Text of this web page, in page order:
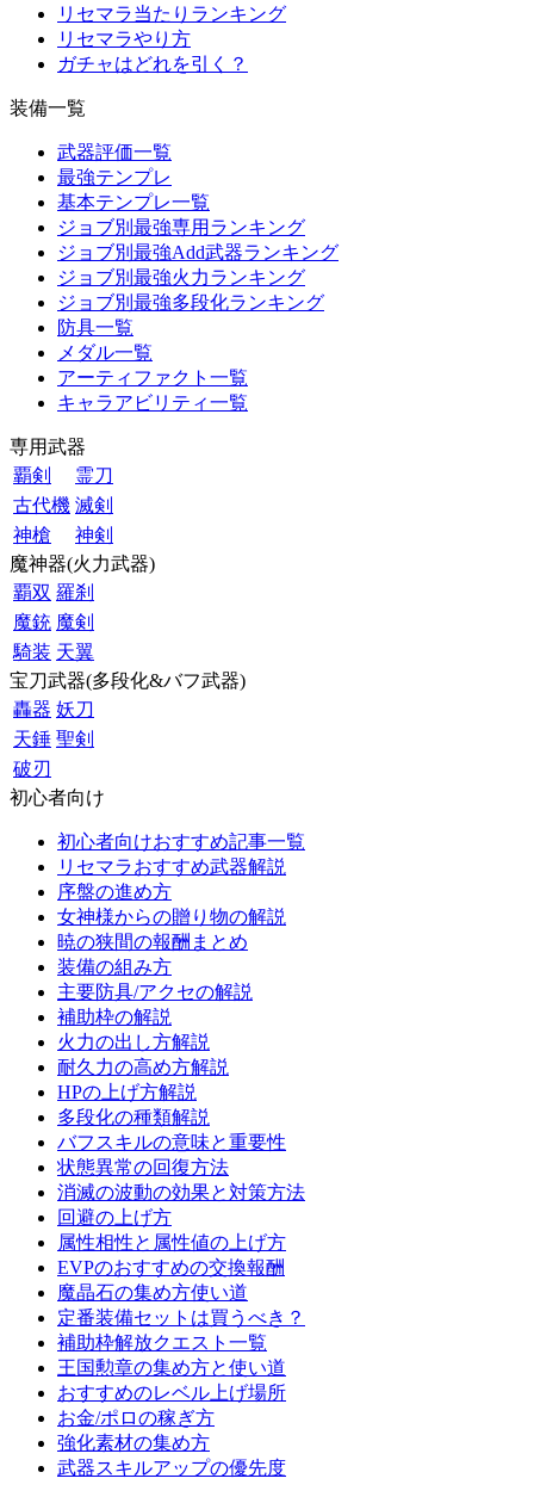
リセマラ当たりランキング
リセマラやり方
ガチャはどれを引く？
装備一覧
武器評価一覧
最強テンプレ
基本テンプレ一覧
ジョブ別最強専用ランキング
ジョブ別最強Add武器ランキング
ジョブ別最強火力ランキング
ジョブ別最強多段化ランキング
防具一覧
メダル一覧
アーティファクト一覧
キャラアビリティ一覧
専用武器
覇剣
霊刀
古代機 滅剣
神槍
神剣
魔神器(火力武器)
覇双 羅刹
魔銃 魔剣
騎装 天翼
宝刀武器(多段化&バフ武器)
轟器 妖刀
天錘 聖剣
破刃
初心者向け
初心者向けおすすめ記事一覧
リセマラおすすめ武器解説
序盤の進め方
女神様からの贈り物の解説
暁の狭間の報酬まとめ
装備の組み方
主要防具/アクセの解説
補助枠の解説
火力の出し方解説
耐久力の高め方解説
HPの上げ方解説
多段化の種類解説
バフスキルの意味と重要性
状態異常の回復方法
消滅の波動の効果と対策方法
回避の上げ方
属性相性と属性値の上げ方
EVPのおすすめの交換報酬
魔晶石の集め方使い道
定番装備セットは買うべき？
補助枠解放クエスト一覧
王国勲章の集め方と使い道
おすすめのレベル上げ場所
お金/ポロの稼ぎ方
強化素材の集め方
武器スキルアップの優先度